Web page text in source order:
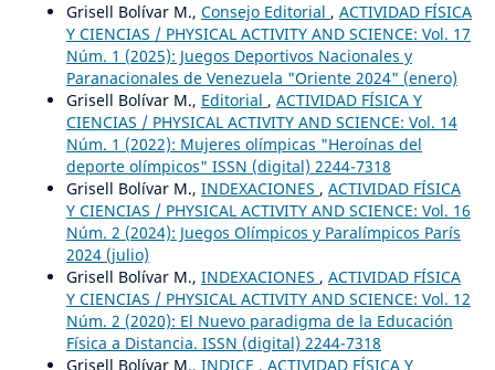
Grisell Bolívar M., Consejo Editorial , ACTIVIDAD FÍSICA
Y CIENCIAS / PHYSICAL ACTIVITY AND SCIENCE: Vol. 17
Núm. 1 (2025): Juegos Deportivos Nacionales y
Paranacionales de Venezuela "Oriente 2024" (enero)
Grisell Bolívar M., Editorial , ACTIVIDAD FÍSICA Y
CIENCIAS / PHYSICAL ACTIVITY AND SCIENCE: Vol. 14
Núm. 1 (2022): Mujeres olímpicas "Heroínas del
deporte olímpicos" ISSN (digital) 2244-7318
Grisell Bolívar M., INDEXACIONES , ACTIVIDAD FÍSICA
Y CIENCIAS / PHYSICAL ACTIVITY AND SCIENCE: Vol. 16
Núm. 2 (2024): Juegos Olímpicos y Paralímpicos París
2024 (julio)
Grisell Bolívar M., INDEXACIONES , ACTIVIDAD FÍSICA
Y CIENCIAS / PHYSICAL ACTIVITY AND SCIENCE: Vol. 12
Núm. 2 (2020): El Nuevo paradigma de la Educación
Física a Distancia. ISSN (digital) 2244-7318
Grisell Bolívar M., INDICE , ACTIVIDAD FÍSICA Y